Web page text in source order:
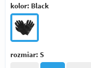
kolor: Black
rozmiar: S